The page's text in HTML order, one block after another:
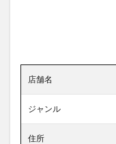
店舗名
ジャンル
住所